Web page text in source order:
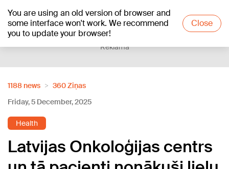
You are using an old version of browser and
some interface won't work. We recommend
you to update your browser!
Close
+15°C
Reklāma
1188 news
360 Ziņas
Friday, 5 December, 2025
Health
Latvijas Onkoloģijas centrs